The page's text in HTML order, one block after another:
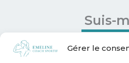
Gérer le
Suis-